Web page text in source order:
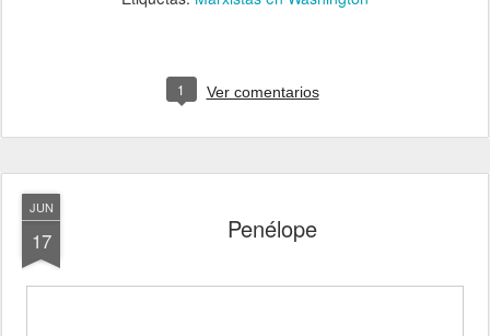
1 Ver comentarios
JUN
17 Penélope